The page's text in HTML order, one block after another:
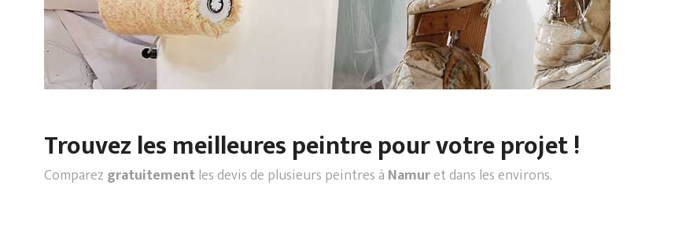
Trouvez les meilleures peintre pour votre projet !
Comparez gratuitementles devis de plusieurs peintres à Namuret dans les environs.